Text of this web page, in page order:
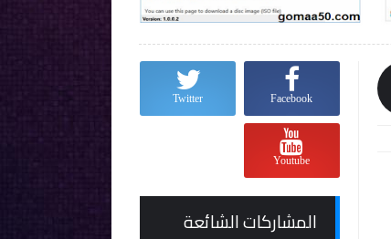
Facebook
Twitter
Youtube
المشاركات الشائعة